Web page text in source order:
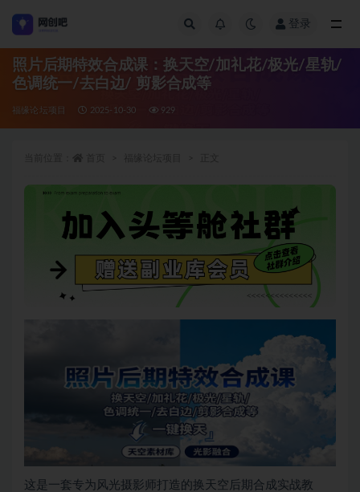
登录
照片后期特效合成课：换天空/加礼花/极光/星轨/
色调统一/去白边/ 剪影合成等
福缘论坛项目 2025-10-30 929
这是一套专为风光摄影师打造的换天空后期合成实战教